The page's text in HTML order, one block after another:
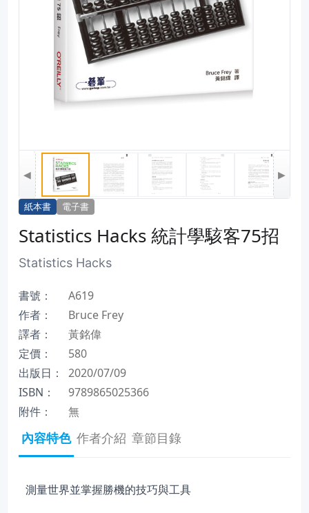
◀ ▶
紙本書 電子書
Statistics Hacks 統計學駭客75招
Statistics Hacks
書號：
A619
作者：
Bruce Frey
譯者：
黃銘偉
定價：
580
出版日：
2020/07/09
ISBN：
9789865025366
附件：
無
內容特色 作者介紹 章節目錄
測量世界並掌握勝機的技巧與工具